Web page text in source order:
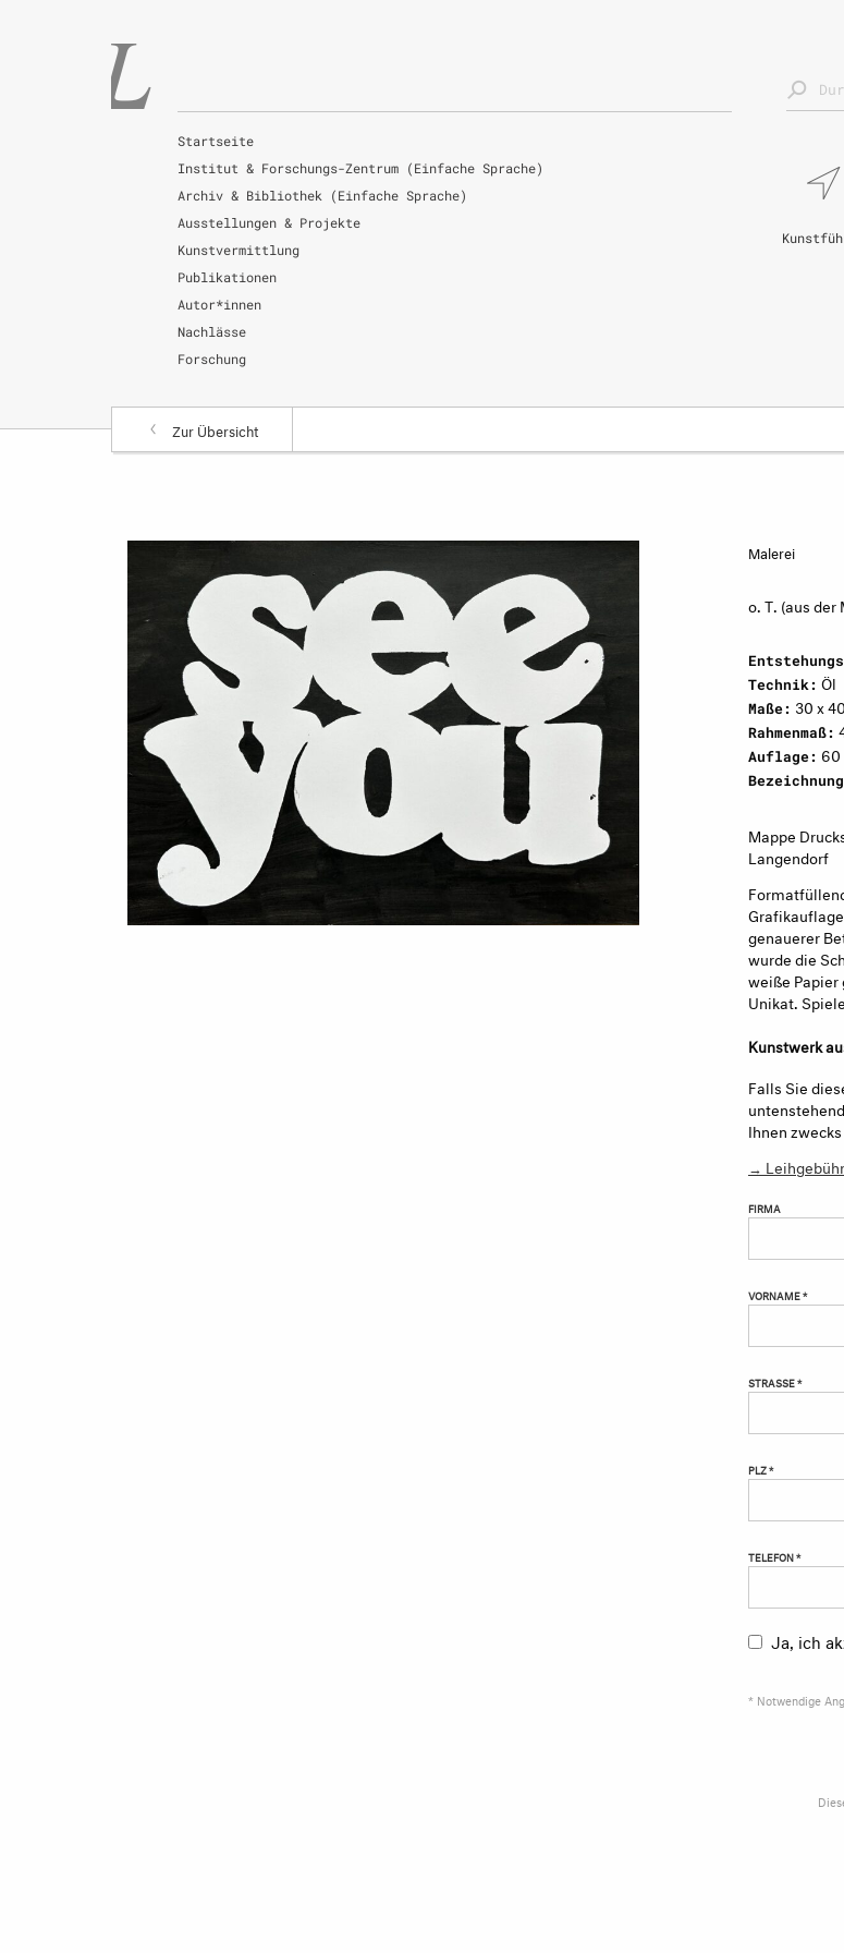
Startseite
Institut & Forschungs-Zentrum (Einfache Sprache)
Archiv & Bibliothek (Einfache Sprache)
Ausstellungen & Projekte
Kunstvermittlung
Publikationen
Autor*innen
Nachlässe
Forschung
Zur Übersicht
Malerei
o. T. (aus der
Technik: Öl
Maße: 30 x
Rahmenmaß:
Auflage: 60
Mappe
Langendorf
genauerer
wurde die
weiße
Unikat.
Kunstwerk
Falls Sie
Ihnen
→
FIRMA
VORNAME *
STRASSE *
PLZ *
TELEFON *
Ja, ich
* Notwendige